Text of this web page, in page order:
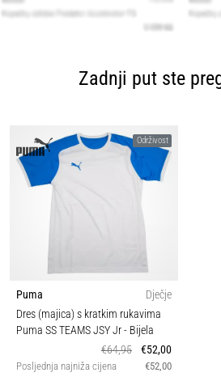
Zadnji put ste
Održivost
Puma
Dječje
Dres (majica) s kratkim rukavima
Puma SS TEAMS JSY Jr- Bijela
€64,95
€52,00
Posljednja najniža cijena €52,00